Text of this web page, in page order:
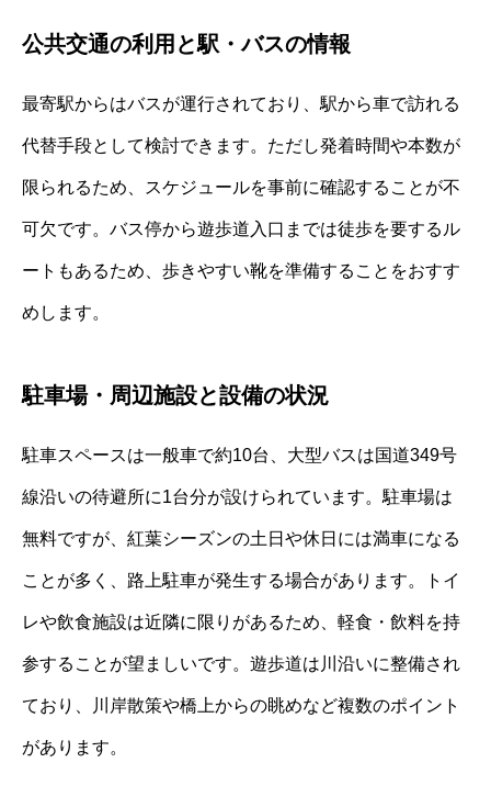
公共交通の利用と駅・バスの情報
最寄駅からはバスが運行されており、駅から車で訪れる
代替手段として検討できます。ただし発着時間や本数が
限られるため、スケジュールを事前に確認することが不
可欠です。バス停から遊歩道入口までは徒歩を要するル
ートもあるため、歩きやすい靴を準備することをおすす
めします。
駐車場・周辺施設と設備の状況
駐車スペースは一般車で約10台、大型バスは国道349号
線沿いの待避所に1台分が設けられています。駐車場は
無料ですが、紅葉シーズンの土日や休日には満車になる
ことが多く、路上駐車が発生する場合があります。トイ
レや飲食施設は近隣に限りがあるため、軽食・飲料を持
参することが望ましいです。遊歩道は川沿いに整備され
ており、川岸散策や橋上からの眺めなど複数のポイント
があります。